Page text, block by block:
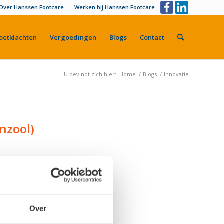
Over
Hanssen Footcare Werken bij Hanssen Footcare
Vergoedingen Blogs Contact
U bevindt zich hier: Home / Blogs / Innovatie
3D-printtechnologie
Ook in de
3D-printing. Neem
bloedvaten en